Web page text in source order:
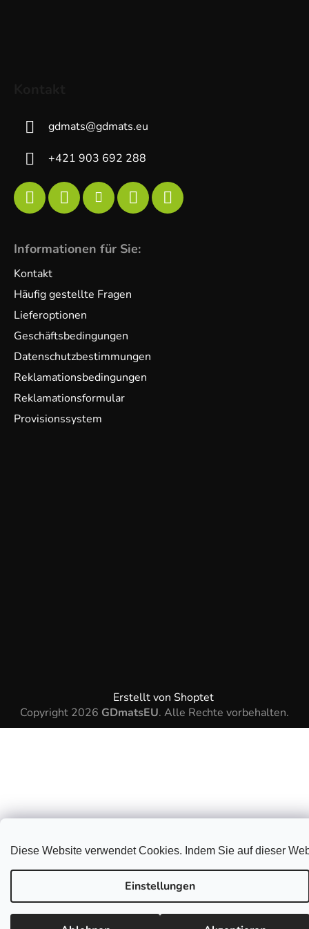
Diese Website verwendet Cookies. Indem Sie auf dieser
Einstellungen
gdmats@gdmats.eu
+421 903 692 288
Informationen für Sie:
Kontakt
Häufig gestellte Fragen
Lieferoptionen
Geschäftsbedingungen
Datenschutzbestimmungen
Reklamationsbedingungen
Reklamationsformular
Provisionssystem
Erstellt von Shoptet
Copyright 2026 GDmatsEU. Alle Rechte vorbehalten.